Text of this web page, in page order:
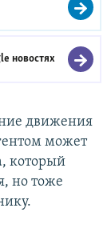
новостях
движения
может
который
но тоже